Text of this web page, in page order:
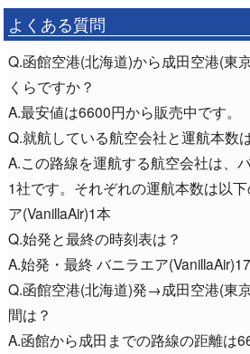
よくある質問
Q.函館空港(北海道)から成田空港(東
くらですか？
A.最安値は6600円から販売中です。
Q.就航している航空会社と運航本数
A.この路線を運航する航空会社は、
1社です。それぞれの運航本数は以
ア(VanillaAir)1本
Q.始発と最終の時刻表は？
A.始発・最終 バニラエア
Q.函館空港(北海道)発→成田空港(東
間は？
A.函館から成田までの路線の距離は